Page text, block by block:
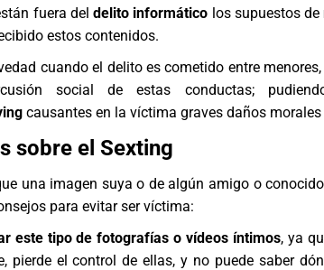
fuera deldelito informático los supuestos de
estos contenidos.
cuando el delito es cometido entre
social de estas conductas;
causantes en la víctima graves daños
sobre el Sexting
una imagen suya o de algún amigo o
para evitar ser víctima:
este tipo de fotografías o vídeos íntimos, ya
pierde el control de ellas, y no puede saber